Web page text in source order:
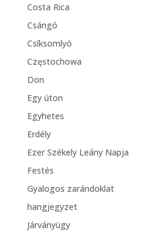
Costa Rica
Csángó
Csíksomlyó
Częstochowa
Don
Egy úton
Egyhetes
Erdély
Ezer Székely Leány Napja
Festés
Gyalogos zarándoklat
hangjegyzet
Járványügy